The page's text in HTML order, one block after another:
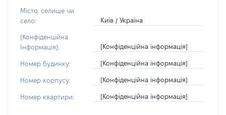
Місто, селище чи
село:
Київ / Україна
[Конфіденційна
Інформація]:
[Конфіденційна інформація]
Номер будинку: [Конфіденційна інформація]
Номер корпусу: [Конфіденційна інформація]
Номер квартири: [Конфіденційна інформація]